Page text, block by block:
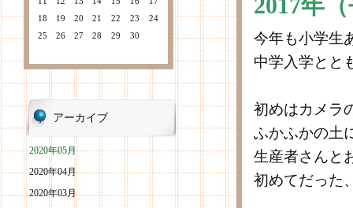
18
19 20 21 22 23
24
25
26 27 28 29 30
アーカイブ
2020年05月
2020年04月
2020年03月
今年も小学生
中学入学とと
初めはカメラ
ふかふかの土
生産者さんと
初めてだった